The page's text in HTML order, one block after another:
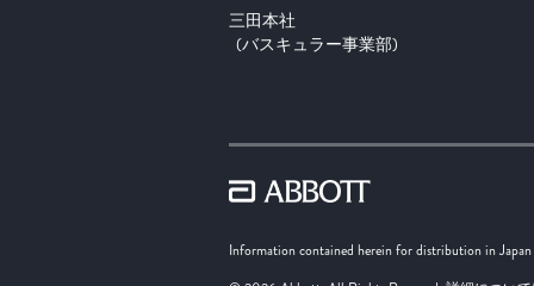
三田本社
(バスキュラー事業部)
Information contained herein for distribution in